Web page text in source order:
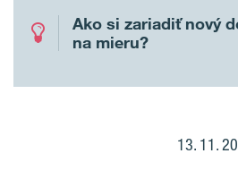
Ako si zariadiť nový
na mieru?
13. 11.